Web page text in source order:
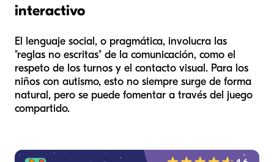
interactivo
El lenguaje social, o pragmática, involucra las
"reglas no escritas" de la comunicación, como el
respeto de los turnos y el contacto visual. Para los
niños con autismo, esto no siempre surge de forma
natural, pero se puede fomentar a través del juego
compartido.